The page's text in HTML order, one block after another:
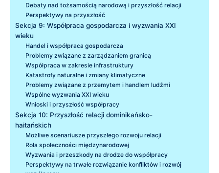
Debaty nad tożsamością narodową i przyszłość relacji
Perspektywy na przyszłość
Sekcja 9: Współpraca gospodarcza i wyzwania XXI
wieku
Handel i współpraca gospodarcza
Problemy związane z zarządzaniem granicą
Współpraca w zakresie infrastruktury
Katastrofy naturalne i zmiany klimatyczne
Problemy związane z przemytem i handlem ludźmi
Wspólne wyzwania XXI wieku
Wnioski i przyszłość współpracy
Sekcja 10: Przyszłość relacji dominikańsko-
haitańskich
Możliwe scenariusze przyszłego rozwoju relacji
Rola społeczności międzynarodowej
Wyzwania i przeszkody na drodze do współpracy
Perspektywy na trwałe rozwiązanie konfliktów i rozwój